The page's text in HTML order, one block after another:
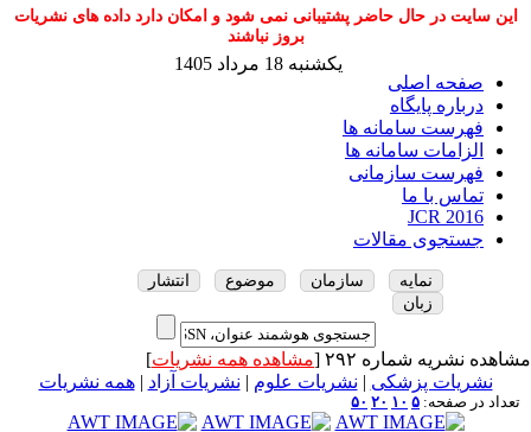
این سایت در حال حاضر پشتیبانی نمی شود و امکان دارد داده های نشریات
بروز نباشند
صفحه اصلی
درباره پایگاه
فهرست سامانه ها
الزامات سامانه ها
فهرست سازمانی
تماس با ما
JCR 2016
جستجوی مقالات
یکشنبه 18 مرداد 1405
نمایه سازمان موضوع
انتشار
زبان
مشاهده نشریه شماره ۲۹۲ [ مشاهده همه نشریات]
نشریات پزشکی | نشریات علوم | نشریات آزاد |همه نشریات
تعداد در صفحه: ۵ ۱۰ ۲۰ ۵۰